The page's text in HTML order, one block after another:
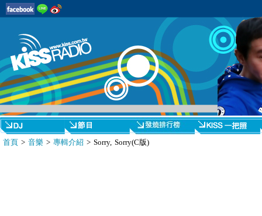
首頁 > 音樂 > 專輯介紹 > Sorry, Sorry(C版)